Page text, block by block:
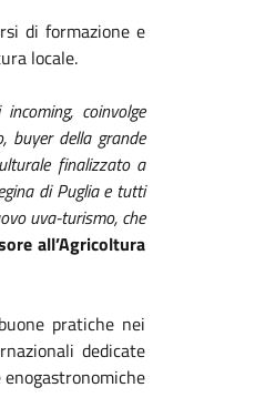
di formazione e
locale.
coinvolge
buyer della grande
finalizzato a
di Puglia e tutti
uva-turismo, che
all’Agricoltura
pratiche nei
dedicate